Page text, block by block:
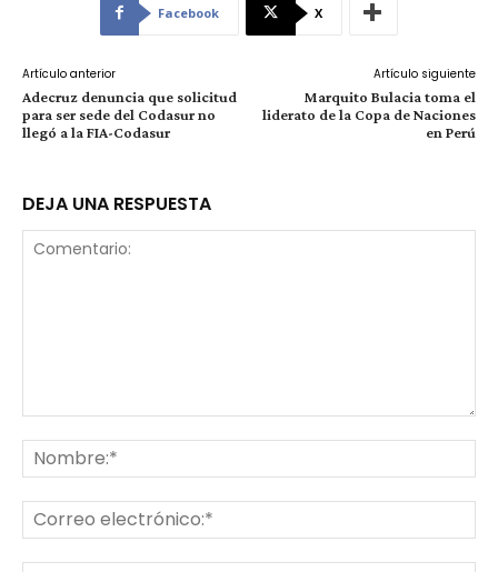
Facebook X
Artículo anterior
Adecruz denuncia que solicitud
para ser sede del Codasur no
llegó a la FIA-Codasur
Artículo siguiente
Marquito Bulacia toma el
liderato de la Copa de Naciones
en Perú
DEJA UNA RESPUESTA